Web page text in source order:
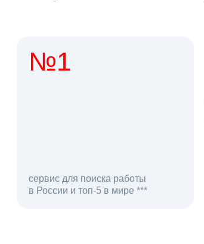
№1
сервис для поиска работы
в России и топ-5 в мире ***
откликов на вакансии